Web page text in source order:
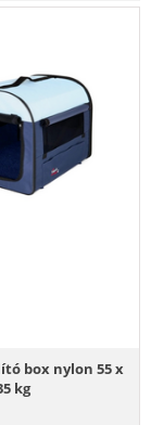
box nylon 55 x
kg